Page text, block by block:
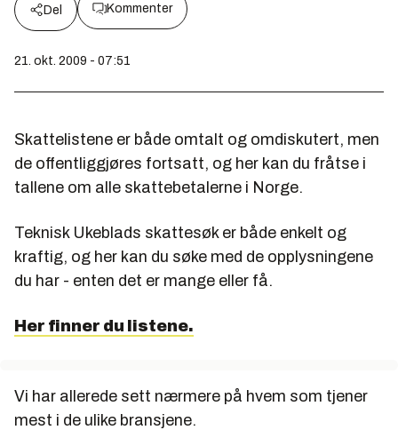
Del Kommenter
21. okt. 2009 - 07:51
Skattelistene er både omtalt og omdiskutert, men
de offentliggjøres fortsatt, og her kan du fråtse i
tallene om alle skattebetalerne i Norge.
Teknisk Ukeblads skattesøk er både enkelt og
kraftig, og her kan du søke med de opplysningene
du har - enten det er mange eller få.
Her finner du listene.
Vi har allerede sett nærmere på hvem som tjener
mest i de ulike bransjene.